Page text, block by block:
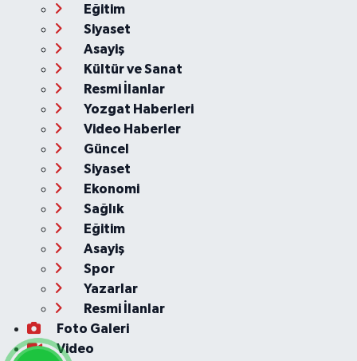
Eğitim
Siyaset
Asayiş
Kültür ve Sanat
Resmi İlanlar
Yozgat Haberleri
Video Haberler
Güncel
Siyaset
Ekonomi
Sağlık
Eğitim
Asayiş
Spor
Yazarlar
Resmi İlanlar
Foto Galeri
Video